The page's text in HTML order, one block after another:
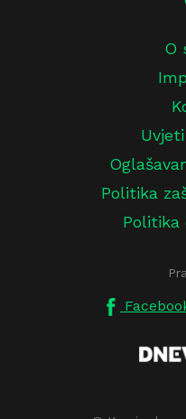
O
Politika
Politika